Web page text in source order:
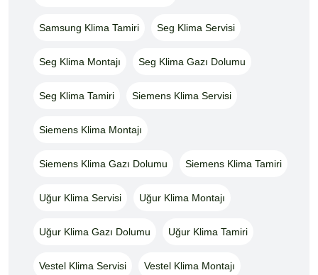
Samsung Klima Tamiri Seg Klima Servisi
Seg Klima Montajı Seg Klima Gazı Dolumu
Seg Klima Tamiri Siemens Klima Servisi
Siemens Klima Montajı
Siemens Klima Gazı Dolumu Siemens Klima Tamiri
Uğur Klima Servisi Uğur Klima Montajı
Uğur Klima Gazı Dolumu Uğur Klima Tamiri
Vestel Klima Servisi Vestel Klima Montajı